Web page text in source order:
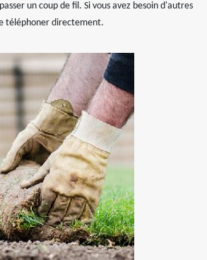
un coup de fil. Si vous avez besoin d'autres
téléphoner directement.